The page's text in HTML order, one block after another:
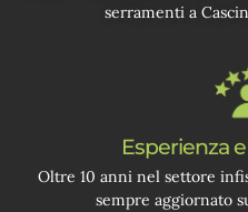
serramenti a
Esperienza
Oltre 10 anni nel settore
sempre aggiornato